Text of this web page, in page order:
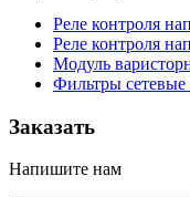
Реле контроля
Реле контроля
Модуль
Фильтры
Заказать
Напишите нам